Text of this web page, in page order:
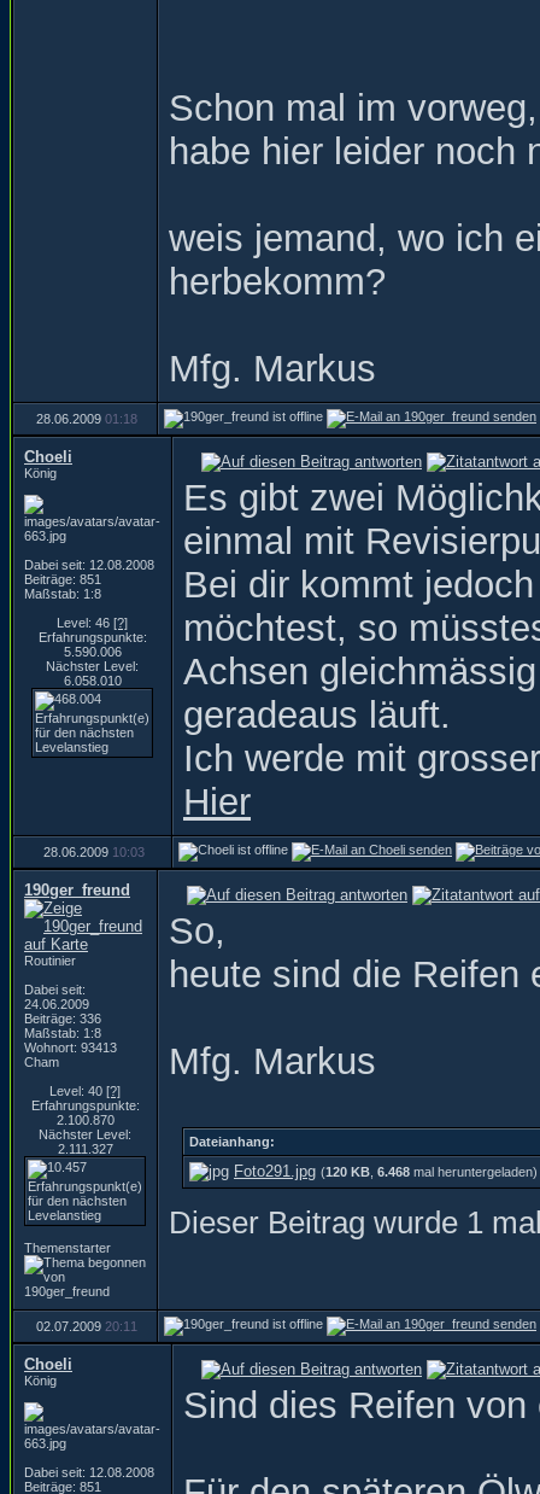
Schon mal im vorweg,
habe hier leider noch
weis jemand, wo ich
herbekomm?
Mfg. Markus
28.06.2009 01:18
Choeli
König
Dabei seit: 12.08.2008
Beiträge: 851
Maßstab: 1:8
Level: 46 [?]
Erfahrungspunkte:
5.590.006
Nächster Level:
6.058.010
Es gibt zwei
einmal mit
Bei dir kommt
möchtest, so
Achsen
geradeaus läuft.
Ich werde mit
Hier
28.06.2009 10:03
190ger_freund
Routinier
Dabei seit:
24.06.2009
Beiträge: 336
Maßstab: 1:8
Wohnort: 93413
Cham
Level: 40 [?]
Erfahrungspunkte:
2.100.870
Nächster Level:
2.111.327
Themenstarter
So,
heute sind die Reifen
Mfg. Markus
Dateianhang:
Foto291.jpg (120 KB 6.468 mal heruntergeladen)
Dieser Beitrag wurde 1
02.07.2009 20:11
Choeli
König
Dabei seit: 12.08.2008
Beiträge: 851
Sind dies Reifen